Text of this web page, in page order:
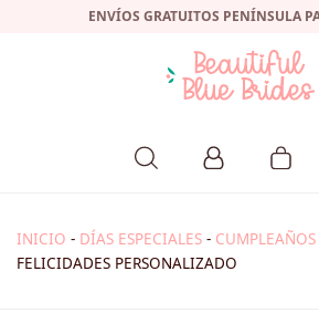
ENVÍOS GRATUITOS PENÍNSULA
INICIO - DÍAS ESPECIALES - CUMPLEAÑOS
FELICIDADES PERSONALIZADO